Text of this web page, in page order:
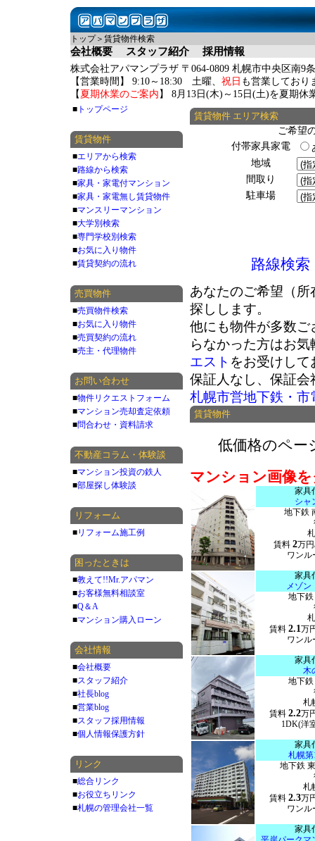
トップ＞賃貸物件検索
会社概要 スタッフ紹介 採用情報
株式会社アパマンプラザ 〒064-0809 札幌市中央区南9
【営業時間】 9:10～18:30 土曜、 祝日 も営業しており
【 夏期休業のご案内 】 8月13日(木)～15日(土)を夏期休
賃貸物件 エリア検索
ご希望
付帯家具家電
地域
間取り
駐車場
路線検索
あなたのご希望（
探しします。
他にも物件が多数
らなかった方はお
エスト をお受けして
保証人なし、保証
札幌市営地下鉄・市
賃貸物件
低価格のペ
マンション画像
家具
シャ
地下鉄
賃料 2万
ワンル
家具
メゾン
地下
賃料 2.1万
ワンル
家具
木
地下
札
賃料 2.2万
1DK(洋
家具
札幌
地下鉄
札
賃料 2.3万
ワンル
家具
■ トップページ
賃貸物件
■エリアから検索
■路線から検索
■家具・家電付マンション
■家具・家電無し賃貸物件
■マンスリーマンション
■大学別検索
■専門学校別検索
■お気に入り物件
■賃貸契約の流れ
売買物件
■売買物件検索
■お気に入り物件
■売買契約の流れ
■売主・代理物件
お問い合わせ
■物件リクエストフォーム
■マンション売却査定依頼
■問合わせ・資料請求
不動産コラム・体験談
■マンション投資の鉄人
■部屋探し体験談
リフォーム
■リフォーム施工例
困ったときは
■教えて!!Mr.アパマン
■お客様無料相談室
■Q＆A
■マンション購入ローン
会社情報
■会社概要
■スタッフ紹介
■社長blog
■営業blog
■スタッフ採用情報
■個人情報保護方針
リンク
■総合リンク
■お役立ちリンク
■札幌の管理会社一覧